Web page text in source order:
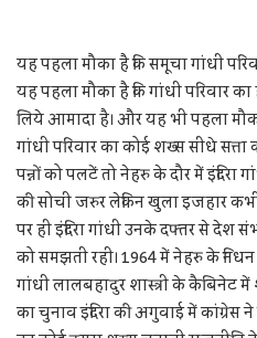
यह पहला मौका है कि समूचा गांधी
यह पहला मौका है कि गांधी परिवार
लिये आमादा है। और यह भी पहला
गांधी परिवार का कोई शख्स सीधे
पन्नों को पलटें तो नेहरु के दौर में
की सोची जरुर लेकिन खुला इजहार
पर ही इंदिरा गांधी उनके दफ्तर से देश
को समझती रही। 1964 में नेहरु के
गांधी लालबहादुर शास्त्री के कैबिनेट
का चुनाव इंदिरा की अगुवाई में कांग्रेस